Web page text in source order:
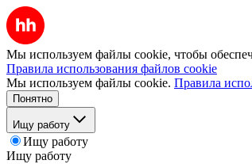
Мы используем файлы cookie, чтобы
Правила использования файлов cookie
Мы используем файлы cookie. Правила
Понятно
Ищу работу
Ищу работу
Ищу работу